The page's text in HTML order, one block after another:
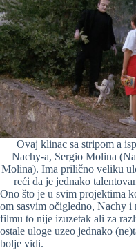
Ovaj klinac sa stripom a
Nachy-a, Sergio Molina
Molina). Ima prilično veliku
reći da je jednako
Ono što je u svim projektima
om sasvim očigledno, Nachy
filmu to nije izuzetak ali za
ostale uloge uzeo jednako
bolje vidi.